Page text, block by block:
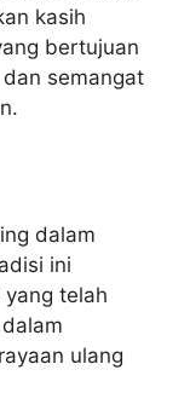
kasih
bertujuan
semangat
dalam
ini
telah
ulang